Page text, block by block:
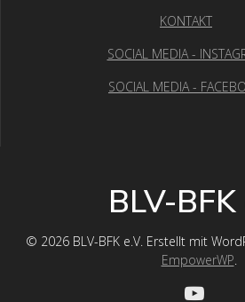
KONTAKT
SOCIAL MEDIA -
SOCIAL MEDIA -
BLV-BFK
© 2026 BLV-BFK e.V. Erstellt mit
EmpowerWP.